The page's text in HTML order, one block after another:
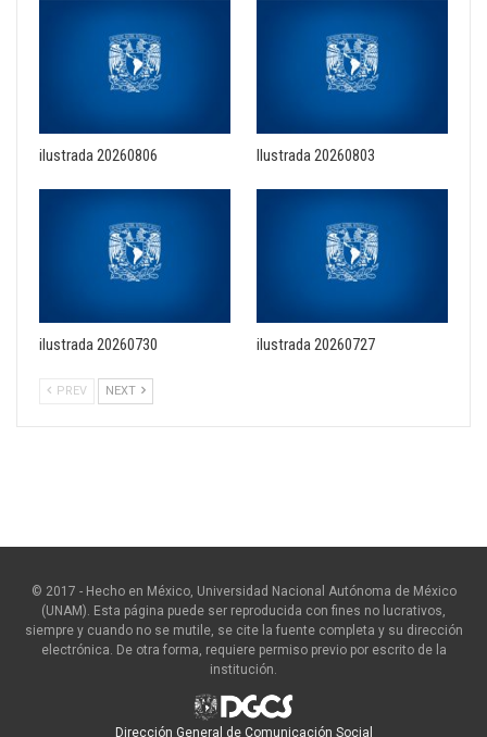
ilustrada 20260806 Ilustrada 20260803
ilustrada 20260730 ilustrada 20260727
PREV NEXT
© 2017 - Hecho en México, Universidad Nacional Autónoma de México
(UNAM). Esta página puede ser reproducida con fines no lucrativos,
siempre y cuando no se mutile, se cite la fuente completa y su dirección
electrónica. De otra forma, requiere permiso previo por escrito de la
institución.
Dirección General de Comunicación Social